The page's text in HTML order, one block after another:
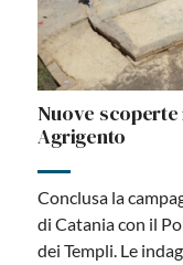
Nuove
Agrigento
Conclusa la
di Catania con il
dei Templi. Le